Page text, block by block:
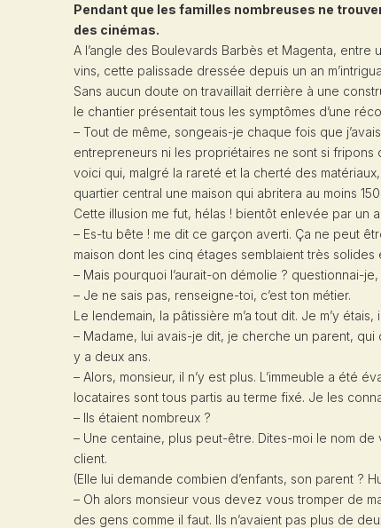
Pendant que les familles nombreuses ne
des cinémas.
A l’angle des Boulevards Barbès et Magenta, entre
vins, cette palissade dressée depuis un an
Sans aucun doute on travaillait derrière à une
le chantier présentait tous les symptômes d’une
– Tout de même, songeais-je chaque fois que
entrepreneurs ni les propriétaires ne sont si fripons
voici qui, malgré la rareté et la cherté des
quartier central une maison qui abritera au moins
Cette illusion me fut, hélas ! bientôt enlevée par un
– Es-tu bête ! me dit ce garçon averti. Ça ne peut
maison dont les cinq étages semblaient très solides
– Mais pourquoi l’aurait-on démolie ? questionnai-
– Je ne sais pas, renseigne-toi, c’est ton métier.
Le lendemain, la pâtissière m’a tout dit. Je m’y
– Madame, lui avais-je dit, je cherche un parent, qui
y a deux ans.
– Alors, monsieur, il n’y est plus. L’immeuble a été
locataires sont tous partis au terme fixé. Je les
– Ils étaient nombreux ?
– Une centaine, plus peut-être. Dites-moi le nom
client.
(Elle lui demande combien d’enfants, son parent ?
– Oh alors monsieur vous devez vous tromper de
des gens comme il faut. Ils n’avaient pas plus de